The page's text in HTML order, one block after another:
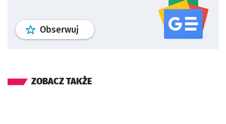
Obserwuj profil serwisu
ZOBACZ TAKŻE